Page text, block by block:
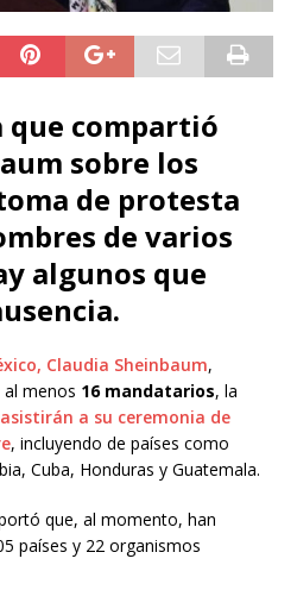
compartió
sobre los
de protesta
de varios
algunos que
Claudia Sheinbaum,
menos 16 mandatarios, la
asistirán a su ceremonia de
, incluyendo de países como
Cuba, Honduras y Guatemala.
que, al momento, han
países y 22 organismos